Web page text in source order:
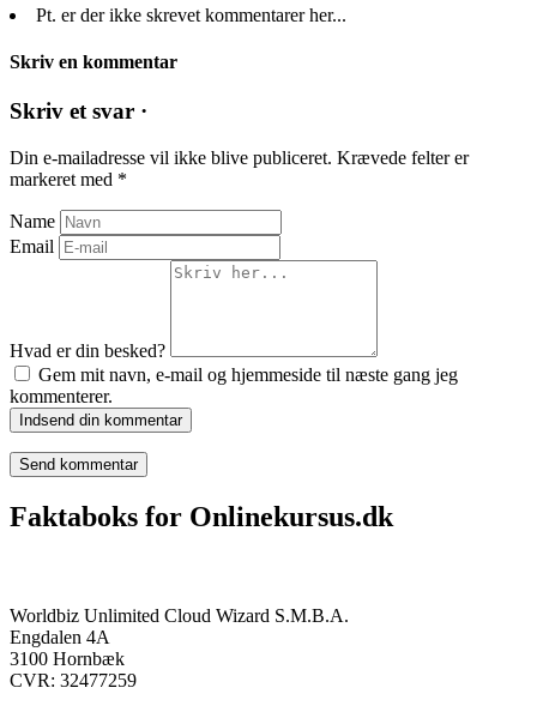
Pt. er der ikke skrevet kommentarer her...
Skriv en kommentar
Skriv et svar ·
Din e-mailadresse vil ikke blive publiceret. Krævede felter er
markeret med *
Name
Email
Hvad er din besked?
Gem mit navn, e-mail og hjemmeside til næste gang jeg
kommenterer.
Indsend din kommentar
Faktaboks for Onlinekursus.dk
Worldbiz Unlimited Cloud Wizard S.M.B.A.
Engdalen 4A
3100 Hornbæk
CVR: 32477259